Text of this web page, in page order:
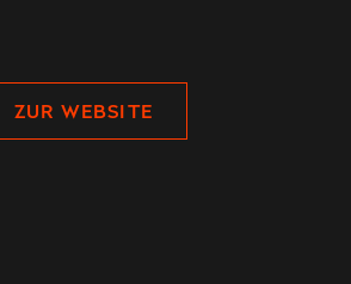
ZUR WEBSITE